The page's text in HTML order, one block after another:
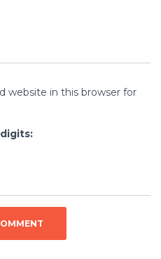
website in this browser for